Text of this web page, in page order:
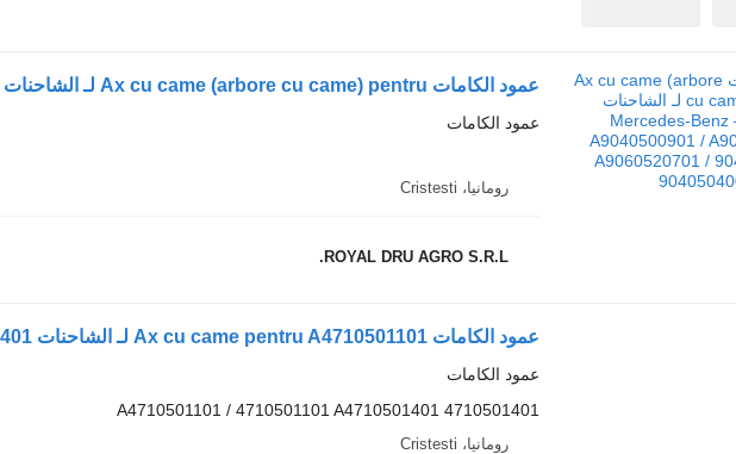
عمود الكامات
رومانيا، Cristesti
ROYAL DRU AGRO S.R.L.
عمود الكامات
A4710501101 / 4710501101 A4710501401 4710501401
رومانيا، Cristesti